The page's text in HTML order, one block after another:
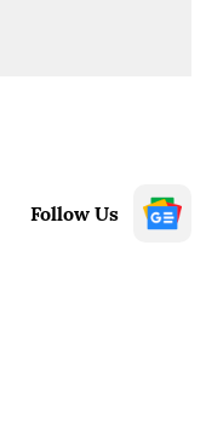
Follow Us